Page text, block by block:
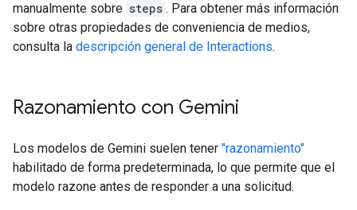
manualmente sobre steps . Para obtener más información
sobre otras propiedades de conveniencia de medios,
consulta la descripción general de Interactions.
Razonamiento con Gemini
Los modelos de Gemini suelen tener "razonamiento"
habilitado de forma predeterminada, lo que permite que el
modelo razone antes de responder a una solicitud.